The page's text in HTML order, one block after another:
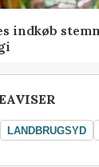
indkøb
LANDBRUGSYD